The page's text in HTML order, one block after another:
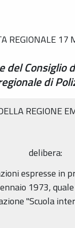
REGIONALE
del Consiglio
di
REGIONE
delibera:
espresse in
1973,
"Scuola